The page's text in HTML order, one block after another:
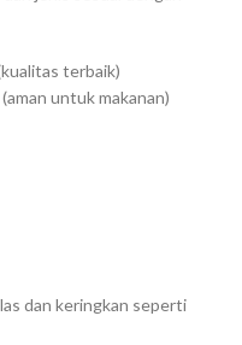
terbaik)
untuk makanan)
dan keringkan seperti